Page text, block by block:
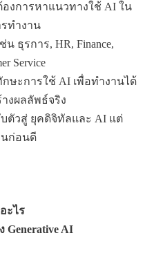
งการหาแนวทางใช้ AI ใน
ทำงาน
ธุรการ, HR, Finance,
Service
ษะการใช้ AI เพื่อทำงานได้
งผลลัพธ์จริง
ตัวสู่ ยุคดิจิทัลและ AI แต่
นก่อนดี
ะไร
Generative AI